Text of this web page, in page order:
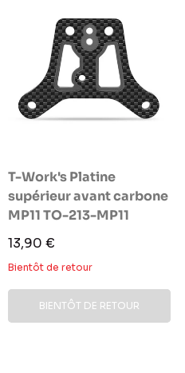
T-Work's Platine
supérieur avant carbone
MP11 TO-213-MP11
Prix
réduit
13,90 €
Bientôt de retour
BIENTÔT DE RETOUR